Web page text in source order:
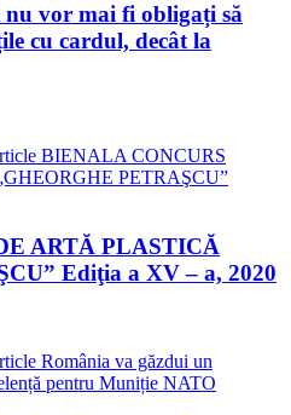
vor mai fi obligați să
cu cardul, decât la
ARTĂ PLASTICĂ
Ediţia a XV – a, 2020